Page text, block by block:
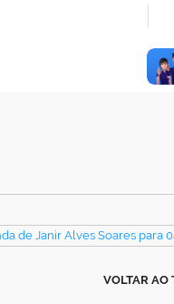
de Janir Alves Soares para
VOLTAR AO